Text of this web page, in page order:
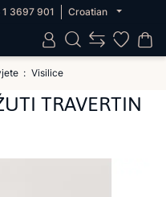
3697 901 Croatian
Visilice
TRAVERTIN